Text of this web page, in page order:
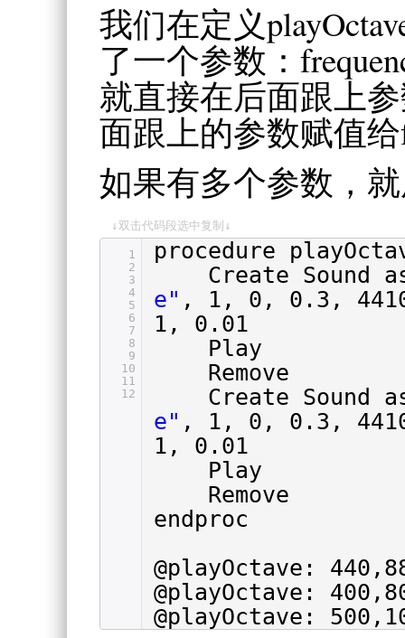
我们在定义
了一个参数：
就直接在后面跟上
面跟上的参数赋值给
如果有多个参数，
↓双击代码段选中复制↓
1
2
3
4
5
6
7
8
9
10
11
12
procedure
Create Sound
e" , 1, 0, 0.3,
1, 0.01
Play
Remove
Create Sound
e" , 1, 0, 0.3,
1, 0.01
Play
Remove
endproc
@playOctave:
@playOctave:
@playOctave: